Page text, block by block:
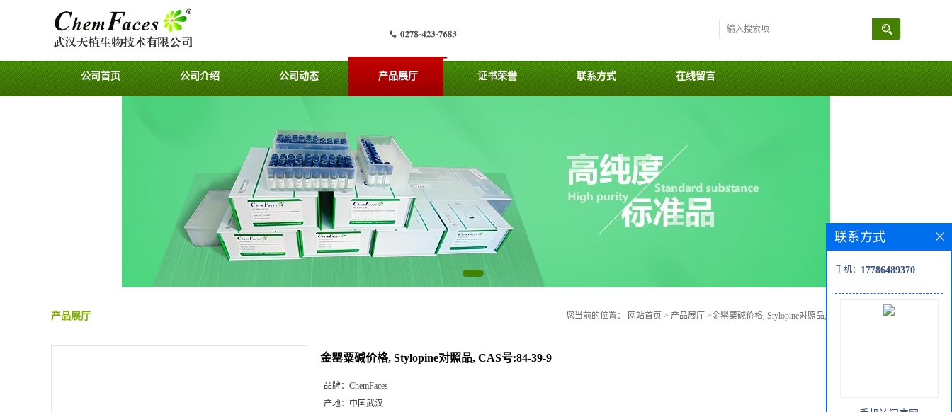
公司首页 公司介绍 公司动态 产品展厅 证书荣誉 联系方式 在线留言
产品展厅 您当前的位置： 网站首页 > 产品展厅 >金罂粟碱价格, Stylopine对照品, CAS号:84-39-9
金罂粟碱价格, Stylopine对照品, CAS号:84-39-9
品牌： ChemFaces
产地： 中国武汉
联系方式
手机： 17786489370